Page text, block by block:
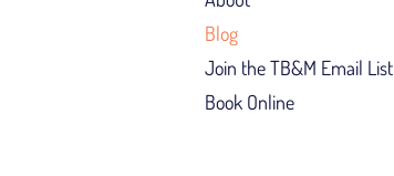
Blog
Join the TB&M Email List
Book Online